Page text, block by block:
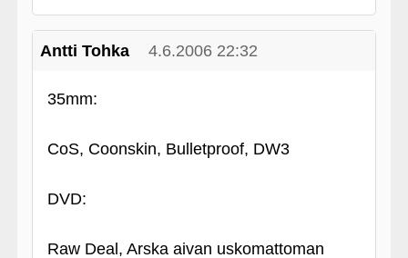
Antti Tohka 4.6.2006 22:32
35mm:
CoS, Coonskin, Bulletproof, DW3
DVD:
Raw Deal, Arska aivan uskomattoman